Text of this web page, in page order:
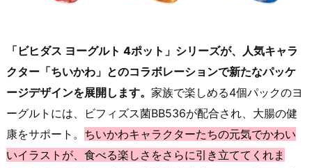
「ビヒダス ヨーグルト 4ポット」シリーズが、人気キャラ
クター「ちいかわ」とのコラボレーションで新たなパッケ
ージデザインを展開します。 家族で楽しめる4個パックのヨ
ーグルトには、ビフィズス菌BB536が配合され、大腸の健
康をサポート。 ちいかわキャラクターたちの元気でかわい
いイラストが、食べる楽しさをさらに引き立ててくれま